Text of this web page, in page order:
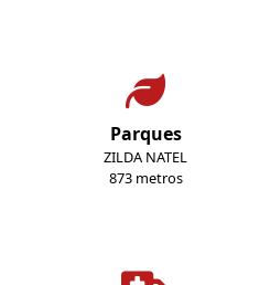
Parques
ZILDA NATEL
873 metros